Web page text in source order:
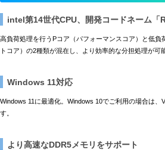
intel第14世代CPU、開発コードネーム「
高負荷処理を行うPコア（パフォーマンスコア）と低負
トコア）の2種類が混在し、より効率的な分担処理が可
Windows 11対応
Windows 11に最適化。Windows 10でご利用の場合は、
す。
より高速なDDR5メモリをサポート